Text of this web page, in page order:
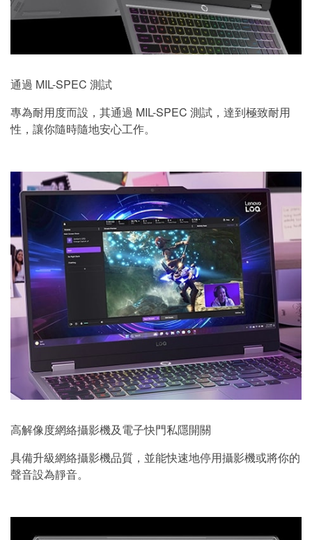
通過 MIL-SPEC 測試
專為耐用度而設，其通過 MIL-SPEC 測試，達到極致耐用
性，讓你隨時隨地安心工作。
高解像度網絡攝影機及電子快門私隱開關
具備升級網絡攝影機品質，並能快速地停用攝影機或將你的
聲音設為靜音。